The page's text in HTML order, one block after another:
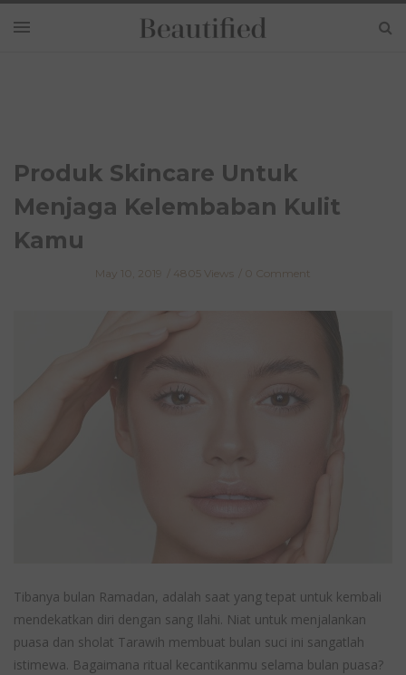
Produk Skincare Untuk
Menjaga Kelembaban Kulit
Kamu
May 10, 2019 4805 Views 0 Comment
Tibanya bulan Ramadan, adalah saat yang tepat untuk kembali
mendekatkan diri dengan sang Ilahi. Niat untuk menjalankan
puasa dan sholat Tarawih membuat bulan suci ini sangatlah
istimewa. Bagaimana ritual kecantikanmu selama bulan puasa?